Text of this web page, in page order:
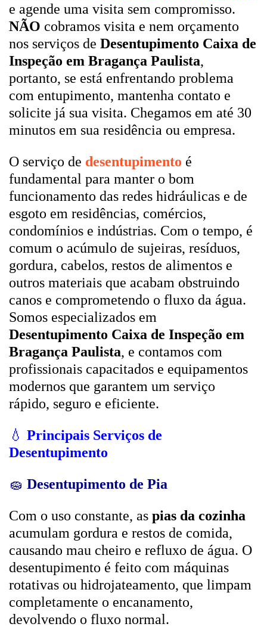
e agende uma visita sem compromisso.
NÃO cobramos visita e nem orçamento
nos serviços de Desentupimento Caixa de
Inspeção em Bragança Paulista,
portanto, se está enfrentando problema
com entupimento, mantenha contato e
solicite já sua visita. Chegamos em até 30
minutos em sua residência ou empresa.
O serviço de desentupimento é
fundamental para manter o bom
funcionamento das redes hidráulicas e de
esgoto em residências, comércios,
condomínios e indústrias. Com o tempo, é
comum o acúmulo de sujeiras, resíduos,
gordura, cabelos, restos de alimentos e
outros materiais que acabam obstruindo
canos e comprometendo o fluxo da água.
Somos especializados em
Desentupimento Caixa de Inspeção em
Bragança Paulista, e contamos com
profissionais capacitados e equipamentos
modernos que garantem um serviço
rápido, seguro e eficiente.
💧 Principais Serviços de
Desentupimento
🧽 Desentupimento de Pia
Com o uso constante, as pias da cozinha
acumulam gordura e restos de comida,
causando mau cheiro e refluxo de água. O
desentupimento é feito com máquinas
rotativas ou hidrojateamento, que limpam
completamente o encanamento,
devolvendo o fluxo normal.